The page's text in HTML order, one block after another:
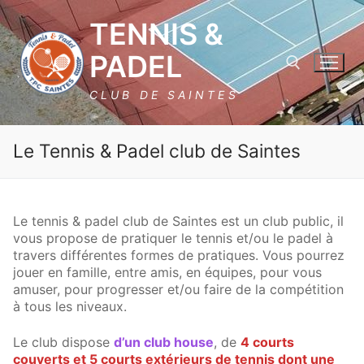
Aller
au
contenu
TENNIS &
PADEL
CLUB DE SAINTES
Rechercher :
Rechercher
:
Le Tennis & Padel club de Saintes
Plaquette Club 25/26
Club house et horaires d’ouverture
Le Tennis & Padel club de Saintes
Le tennis & padel club de Saintes est un club public, il
vous propose de pratiquer le tennis et/ou le padel à
travers différentes formes de pratiques. Vous pourrez
jouer en famille, entre amis, en équipes, pour vous
amuser, pour progresser et/ou faire de la compétition
à tous les niveaux.
Le club dispose d’un club house, de 4 courts
couverts et 5 courts extérieurs de tennis dont une